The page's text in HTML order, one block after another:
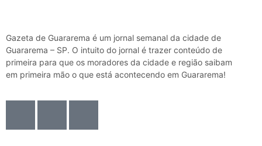
Gazeta de Guararema é um jornal semanal da cidade de
Guararema – SP. O intuito do jornal é trazer conteúdo de
primeira para que os moradores da cidade e região saibam
em primeira mão o que está acontecendo em Guararema!